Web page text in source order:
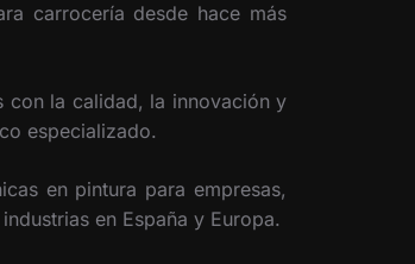
carrocería desde hace más
con la calidad, la innovación y
especializado.
en pintura para empresas,
en España y Europa.